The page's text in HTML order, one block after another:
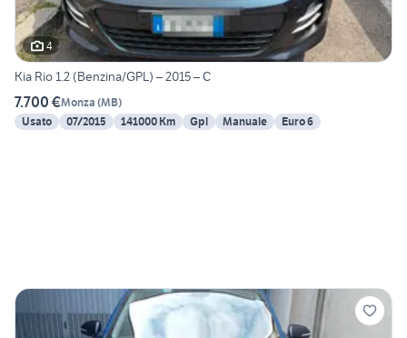
4
Kia Rio 1.2 (Benzina/GPL) – 2015 – C
7.700 €Monza (MB)
Usato
07/2015 141000 Km Gpl Manuale Euro 6